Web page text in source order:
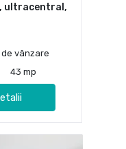
ultracentral,
vânzare
43 mp